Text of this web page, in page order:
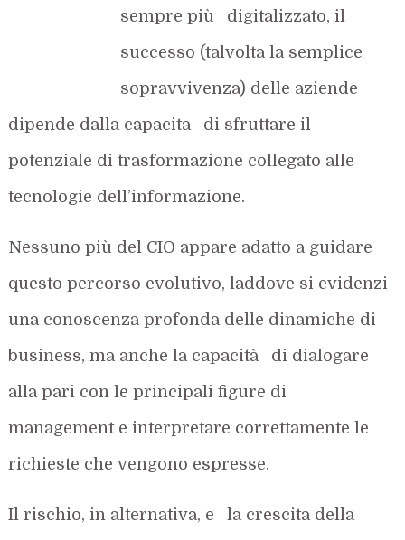
sempre più digitalizzato, il
successo (talvolta la semplice
sopravvivenza) delle aziende
dipende dalla capacita di sfruttare il
potenziale di trasformazione collegato alle
tecnologie dell’informazione.
Nessuno più del CIO appare adatto a guidare
questo percorso evolutivo, laddove si evidenzi
una conoscenza profonda delle dinamiche di
business, ma anche la capacità di dialogare
alla pari con le principali figure di
management e interpretare correttamente le
richieste che vengono espresse.
Il rischio, in alternativa, e la crescita della